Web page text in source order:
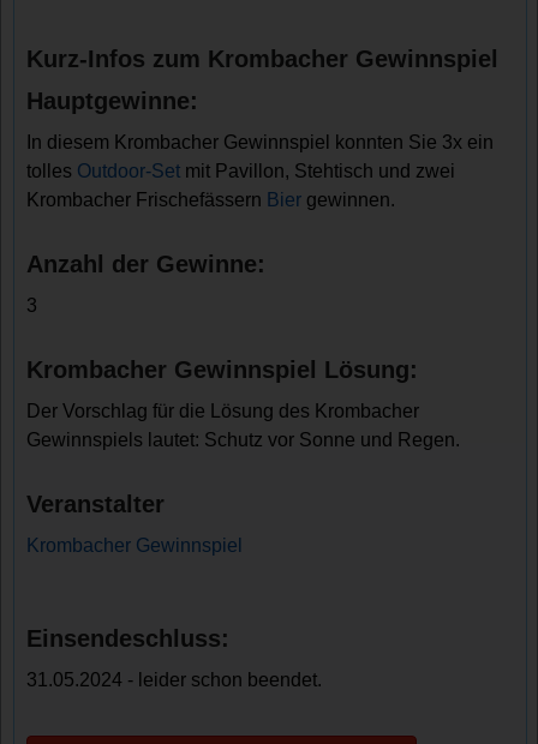
Kurz-Infos zum Krombacher Gewinnspiel
Hauptgewinne:
In diesem Krombacher Gewinnspiel konnten Sie 3x ein
tolles Outdoor-Set mit Pavillon, Stehtisch und zwei
Krombacher Frischefässern Bier gewinnen.
Anzahl der Gewinne:
3
Krombacher Gewinnspiel Lösung:
Der Vorschlag für die Lösung des Krombacher
Gewinnspiels lautet: Schutz vor Sonne und Regen.
Veranstalter
Krombacher Gewinnspiel
Einsendeschluss:
31.05.2024 - leider schon beendet.